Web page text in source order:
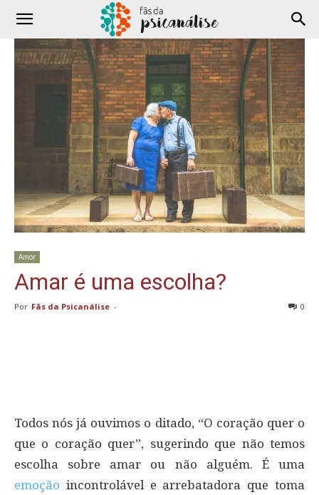
Amor
Amar é uma escolha?
Por Fãs da Psicanálise - 0
Todos nós já ouvimos o ditado, “O coração quer o
que o coração quer”, sugerindo que não temos
escolha sobre amar ou não alguém. É uma
emoção incontrolável e arrebatadora que toma